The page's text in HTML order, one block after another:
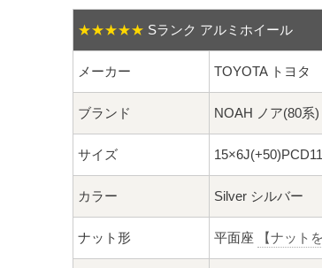
★★★★★ Sランク アルミホイール
メーカー TOYOTA トヨタ
ブランド NOAH ノア(80系
サイズ
カラー Silver シルバー
ナット形 平面座 【ナット